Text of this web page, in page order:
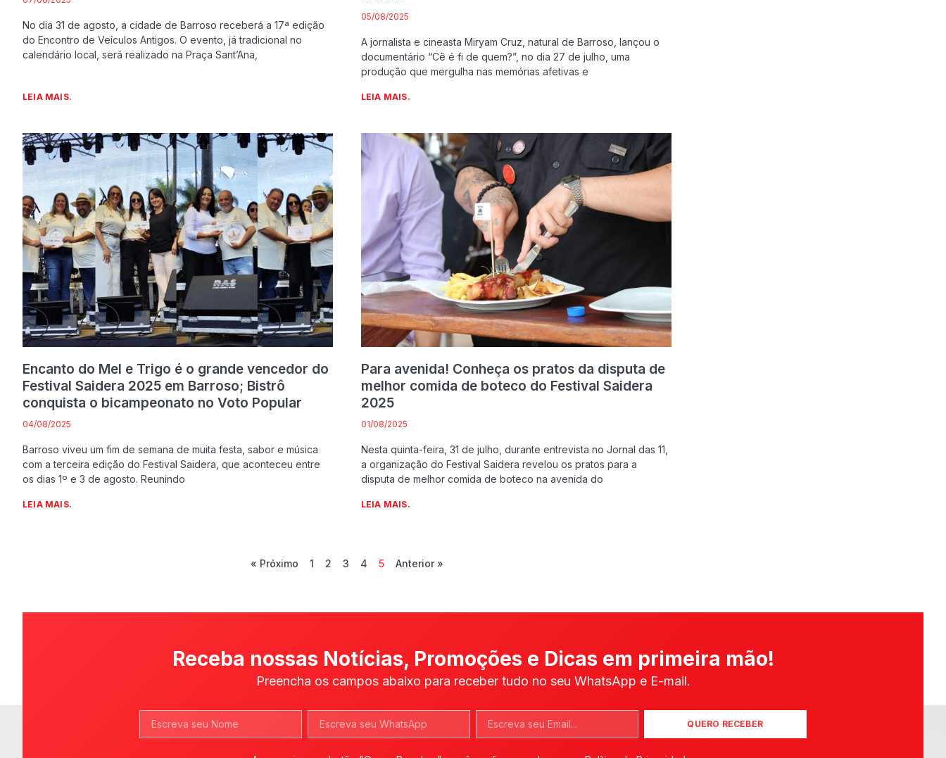
No dia 31 de agosto, a cidade de Barroso receberá a 17ª edição
do Encontro de Veículos Antigos. O evento, já tradicional no
calendário local, será realizado na Praça Sant’Ana,
LEIA MAIS.
05/08/2025
A jornalista e cineasta Miryam Cruz, natural de Barroso, lançou o
documentário “Cê é fi de quem?”, no dia 27 de julho, uma
produção que mergulha nas memórias afetivas e
LEIA MAIS.
Encanto do Mel e Trigo é o grande vencedor do
Festival Saidera 2025 em Barroso; Bistrô
conquista o bicampeonato no Voto Popular
04/08/2025
Barroso viveu um fim de semana de muita festa, sabor e música
com a terceira edição do Festival Saidera, que aconteceu entre
os dias 1º e 3 de agosto. Reunindo
LEIA MAIS.
Para avenida! Conheça os pratos da disputa de
melhor comida de boteco do Festival Saidera
2025
01/08/2025
Nesta quinta-feira, 31 de julho, durante entrevista no Jornal das 11,
a organização do Festival Saidera revelou os pratos para a
disputa de melhor comida de boteco na avenida do
LEIA MAIS.
« Próximo 1 2 3 4 5 Anterior »
Receba nossas Notícias, Promoções e Dicas em primeira mão!
Preencha os campos abaixo para receber tudo no seu WhatsApp e E-mail.
QUERO RECEBER